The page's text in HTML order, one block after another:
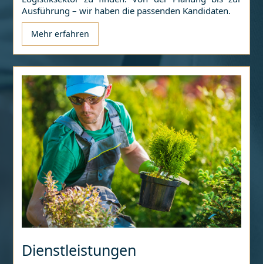
Ausführung – wir haben die passenden Kandidaten.
Mehr erfahren
Dienstleistungen